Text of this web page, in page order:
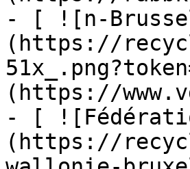
- [ ![n-
(https://
(https://
- [
(https://